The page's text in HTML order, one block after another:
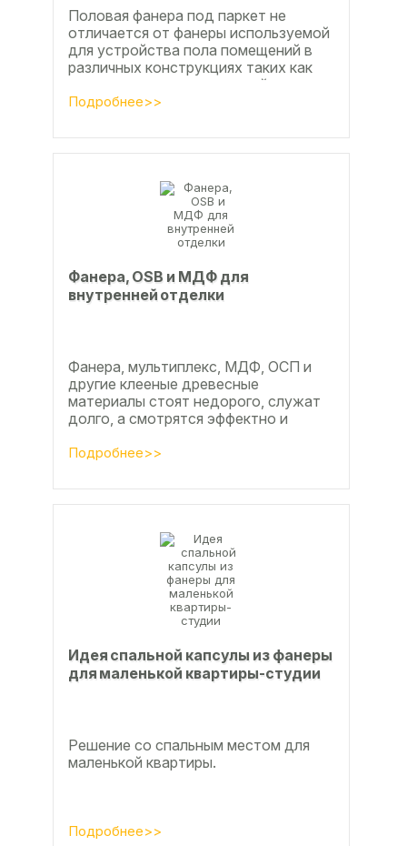
Половая фанера под паркет не
отличается от фанеры используемой
для устройства пола помещений в
различных конструкциях таких как
ламинат из ламинированной
паркетной доски, а так же...
Подробнее>>
Фанера, OSB и МДФ для
внутренней отделки
Фанера, мультиплекс, МДФ, ОСП и
другие клееные древесные
материалы стоят недорого, служат
долго, а смотрятся эффектно и
Подробнее>>
Идея спальной капсулы из фанеры
для маленькой квартиры-студии
Решение со спальным местом для
маленькой квартиры.
Подробнее>>